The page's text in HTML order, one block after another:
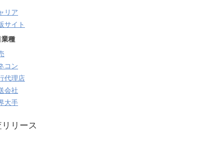
リア
サイト
業種
コン
代理店
会社
大手
リース